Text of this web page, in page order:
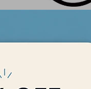
tu Aventura de
con los
guantes son el